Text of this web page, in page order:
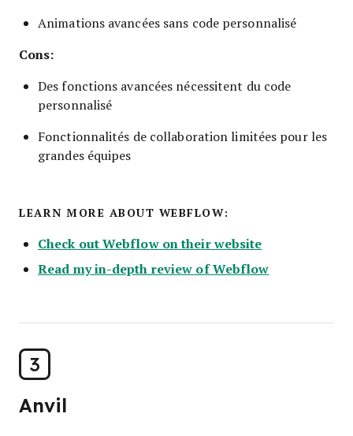
Animations avancées sans code personnalisé
Cons:
Des fonctions avancées nécessitent du code
personnalisé
Fonctionnalités de collaboration limitées pour les
grandes équipes
LEARN MORE ABOUT WEBFLOW:
Check out Webflow on their website
Read my in-depth review of Webflow
3
Anvil